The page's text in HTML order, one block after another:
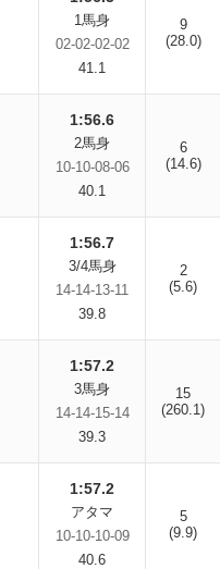
1馬身
02-02-02-02
41.1
9
(28.0)
1:56.6
2馬身
10-10-08-06
40.1
6
(14.6)
1:56.7
3/4馬身
14-14-13-11
39.8
2
(5.6)
1:57.2
3馬身
14-14-15-14
39.3
15
(260.1)
1:57.2
アタマ
10-10-10-09
40.6
5
(9.9)